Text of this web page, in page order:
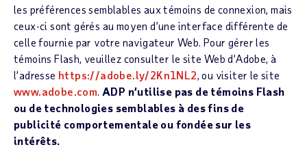
les préférences semblables aux témoins de connexion, mais
ceux-ci sont gérés au moyen d’une interface différente de
celle fournie par votre navigateur Web. Pour gérer les
témoins Flash, veuillez consulter le site Web d’Adobe, à
l’adresse https://adobe.ly/2Kn1NL2, ou visiter le site
www.adobe.com. ADP n’utilise pas de témoins Flash
ou de technologies semblables à des fins de
publicité comportementale ou fondée sur les
intérêts.